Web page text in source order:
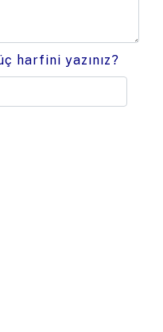
harfini yazınız?